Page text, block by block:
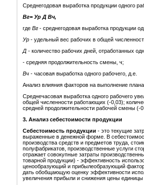
Среднегодовая выработка продукции одного
Вг=Ур Д Вч,
где Вг- среднегодовая выработка продукции
Ур - удельный вес рабочих в общей
Д - количество рабочих дней, отработанных
- средняя продолжительность смены, ч;
Вч - часовая выработка одного рабочего, д.е.
Анализ влияния факторов на выполнение
Среднечасовая выработка одного рабочего
общей численности работающих (-0,03);
средней продолжительности рабочей смены (-
3. Анализ себестоимости продукции
Себестоимость продукции - это текущие
выраженные в денежной форме. В
производства средств и предметов труда,
полуфабрикатов, производственные услуги
отражает совокупные затраты
товарной продукции) - эффективность
ценообразующий и прибылеобразующий
дать обобщающую оценку эффективности
увеличения прибыли и снижения цены единицы